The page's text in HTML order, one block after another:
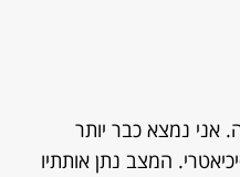
אני נמצא כבר יותר
המצב נתן אותתיו